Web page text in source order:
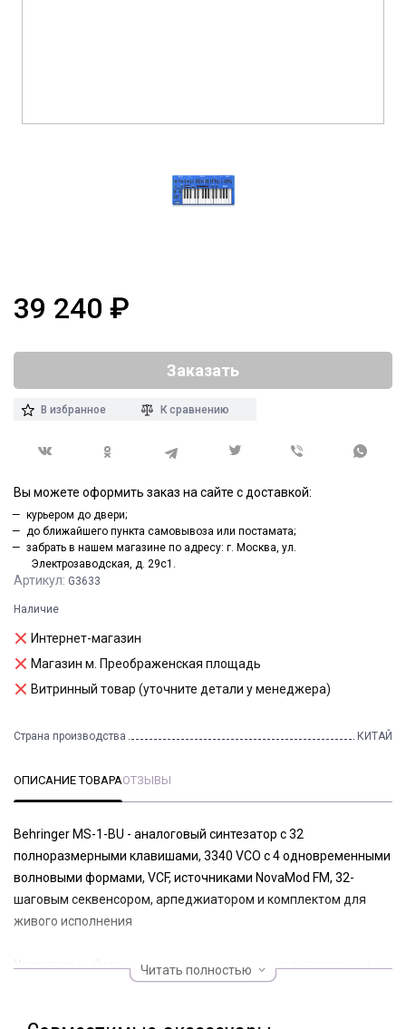
Артикул: G3633
Наличие
Интернет-магазин
Магазин м. Преображенская площадь
Витринный товар (уточните детали у менеджера)
Страна производства КИТАЙ
39 240 ₽
Заказать
В избранное К сравнению
Вы можете оформить заказ на сайте с доставкой:
курьером до двери;
до ближайшего пункта самовывоза или постамата;
забрать в нашем магазине по адресу: г. Москва, ул.
Электрозаводская, д. 29с1.
ОПИСАНИЕ ТОВАРАОТЗЫВЫ
Behringer MS-1-BU - аналоговый синтезатор с 32
полноразмерными клавишами, 3340 VCO с 4 одновременными
волновыми формами, VCF, источниками NovaMod FM, 32-
шаговым секвенсором, арпеджиатором и комплектом для
живого исполнения
Удивительный монофонический синтезатор с аутентичным
аналоговым генератором 3340 для создания невероятно
Читать полностью